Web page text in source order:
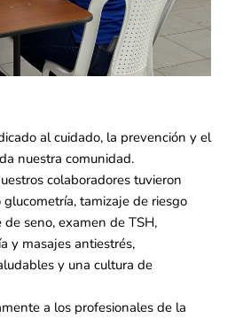
al cuidado, la prevención y el
nuestra comunidad.
colaboradores tuvieron
glucometría, tamizaje de riesgo
seno, examen de TSH,
y masajes antiestrés,
y una cultura de
a los profesionales de la